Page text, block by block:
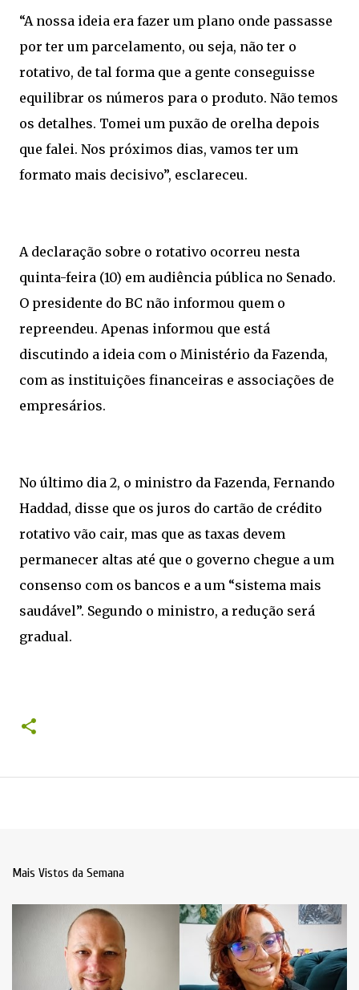
“A nossa ideia era fazer um plano onde passasse
por ter um parcelamento, ou seja, não ter o
rotativo, de tal forma que a gente conseguisse
equilibrar os números para o produto. Não temos
os detalhes. Tomei um puxão de orelha depois
que falei. Nos próximos dias, vamos ter um
formato mais decisivo”, esclareceu.
A declaração sobre o rotativo ocorreu nesta
quinta-feira (10) em audiência pública no Senado.
O presidente do BC não informou quem o
repreendeu. Apenas informou que está
discutindo a ideia com o Ministério da Fazenda,
com as instituições financeiras e associações de
empresários.
No último dia 2, o ministro da Fazenda, Fernando
Haddad, disse que os juros do cartão de crédito
rotativo vão cair, mas que as taxas devem
permanecer altas até que o governo chegue a um
consenso com os bancos e a um “sistema mais
saudável”. Segundo o ministro, a redução será
gradual.
Mais Vistos da Semana